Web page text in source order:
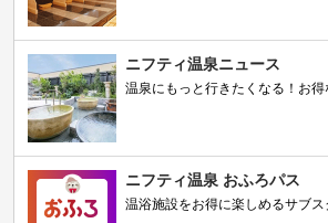
ニフティ温泉ニュース
温泉にもっと行きたくなる！お
ニフティ温泉 おふろパス
温浴施設をお得に楽しめるサブ